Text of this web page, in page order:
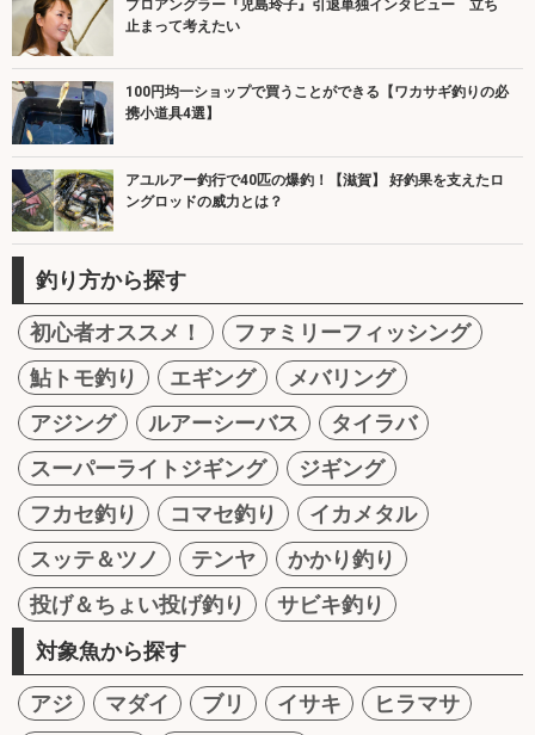
プロアングラー『児島玲子』引退単独インタビュー 立ち
止まって考えたい
100円均一ショップで買うことができる【ワカサギ釣りの必
携小道具4選】
アユルアー釣行で40匹の爆釣！【滋賀】 好釣果を支えたロ
ングロッドの威力とは？
釣り方から探す
初心者オススメ！
ファミリーフィッシング
鮎トモ釣り
エギング
メバリング
アジング
ルアーシーバス
タイラバ
スーパーライトジギング
ジギング
フカセ釣り
コマセ釣り
イカメタル
スッテ＆ツノ
テンヤ
かかり釣り
投げ＆ちょい投げ釣り
サビキ釣り
対象魚から探す
アジ マダイ ブリ イサキ
ヒラマサ